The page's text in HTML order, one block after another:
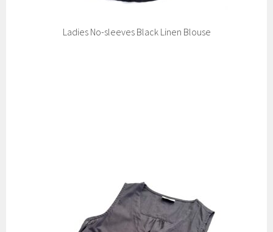
Ladies No-sleeves Black Linen Blouse